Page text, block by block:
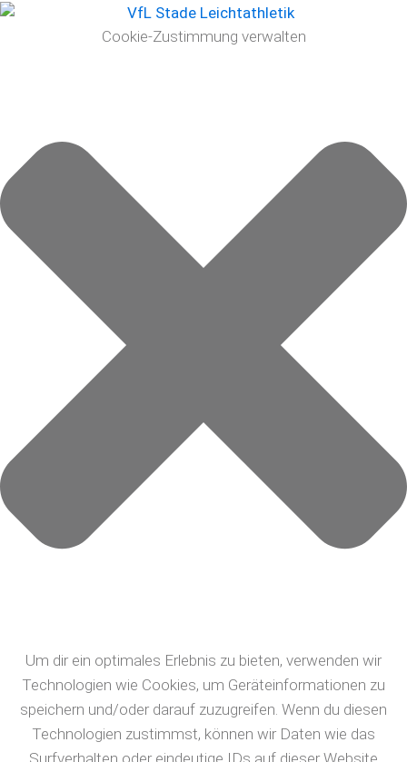
Cookie-Zustimmung verwalten
Um dir ein optimales Erlebnis zu bieten, verwenden wir
Technologien wie Cookies, um Geräteinformationen zu
speichern und/oder darauf zuzugreifen. Wenn du diesen
Technologien zustimmst, können wir Daten wie das
Surfverhalten oder eindeutige IDs auf dieser Website